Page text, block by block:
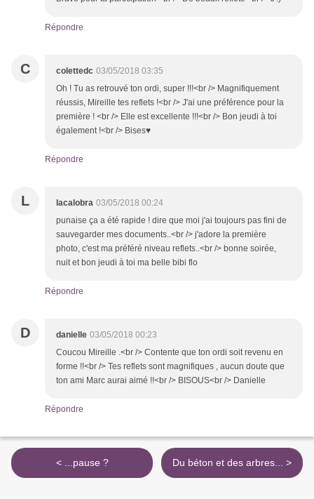
Répondre
C colettedc 03/05/2018 03:35
Oh ! Tu as retrouvé ton ordi, super !!!<br /> Magnifiquement
réussis, Mireille tes reflets !<br /> J'ai une préférence pour la
première ! <br /> Elle est excellente !!!<br /> Bon jeudi à toi
également !<br /> Bises♥
Répondre
L lacalobra 03/05/2018 00:24
punaise ça a été rapide ! dire que moi j'ai toujours pas fini de
sauvegarder mes documents..<br /> j'adore la première
photo, c'est ma préféré niveau reflets..<br /> bonne soirée,
nuit et bon jeudi à toi ma belle bibi flo
Répondre
D danielle 03/05/2018 00:23
Coucou Mireille .<br /> Contente que ton ordi soit revenu en
forme !!<br /> Tes reflets sont magnifiques , aucun doute que
ton ami Marc aurai aimé !!<br /> BISOUS<br /> Danielle
Répondre
< ...pause ? Du béton et des arbres... >